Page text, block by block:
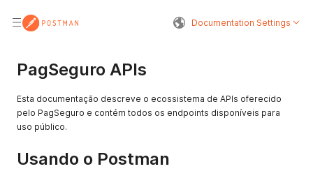
Documentation Settings
PagSeguro APIs
Esta documentação descreve o ecossistema de APIs oferecido
pelo PagSeguro e contém todos os endpoints disponíveis para
uso público.
Usando o Postman